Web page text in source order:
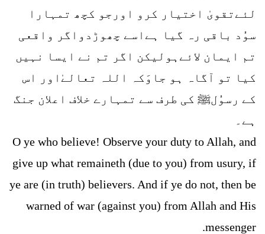
لئےتقویٰ اختیار کرو اورجو کچھ تمہارا
سوُد باقی رہ گیا ہےاسے چھوڑدواگر واقعی
تم ایمان لائےہولیکن اگر تم نے ایسا نہیں
کیا تو آگاہ ہو جاوَکہ اللہ تعالےٰاور اس
کے رسوُلﷺ کی طرف سے تمہارے خلاف اعلان جنگ
ہے۔
O ye who believe! Observe your duty to Allah, and
give up what remaineth (due to you) from usury, if
ye are (in truth) believers. And if ye do not, then be
warned of war (against you) from Allah and His
messenger.